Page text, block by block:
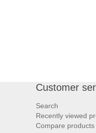
Customer
Search
Recently viewed
Compare products